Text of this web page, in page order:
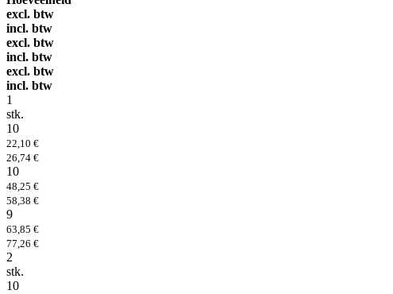
excl. btw
incl. btw
excl. btw
incl. btw
excl. btw
incl. btw
1
stk.
10
22,10 €
26,74 €
10
48,25 €
58,38 €
9
63,85 €
77,26 €
2
stk.
10